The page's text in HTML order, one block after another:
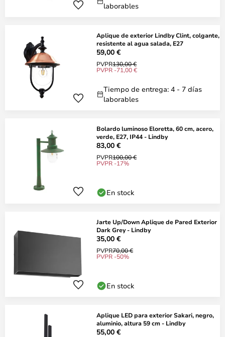
laborables
Aplique de exterior Lindby Clint, colgante,
resistente al agua salada, E27
59,00 €
PVPR130,00 €
PVPR -71,00 €
Tiempo de entrega: 4 - 7 días
laborables
Bolardo luminoso Eloretta, 60 cm, acero,
verde, E27, IP44 - Lindby
83,00 €
PVPR100,00 €
PVPR -17%
En stock
Jarte Up/Down Aplique de Pared Exterior
Dark Grey - Lindby
35,00 €
PVPR70,00 €
PVPR -50%
En stock
Aplique LED para exterior Sakari, negro,
aluminio, altura 59 cm - Lindby
55,00 €